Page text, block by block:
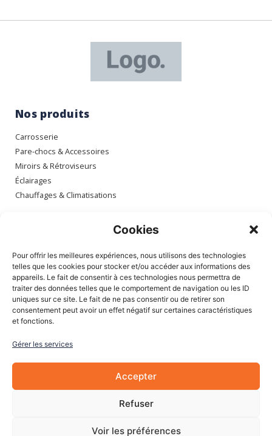
Cookies
Pour offrir les meilleures expériences, nous utilisons des technologies
telles que les cookies pour stocker et/ou accéder aux informations des
appareils. Le fait de consentir à ces technologies nous permettra de
traiter des données telles que le comportement de navigation ou les ID
uniques sur ce site. Le fait de ne pas consentir ou de retirer son
consentement peut avoir un effet négatif sur certaines caractéristiques
et fonctions.
Gérer les services
Accepter
Refuser
Voir les préférences
Nos produits
Carrosserie
Pare-chocs & Accessoires
Miroirs & Rétroviseurs
Éclairages
Chauffages & Climatisations
Mon compte
Mes commandes
Mes adresses
Mon panier
Informations
À Propos de nous
Blog
Mentions légales